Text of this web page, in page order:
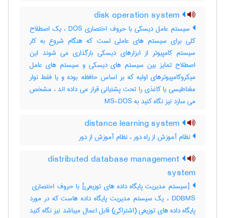
سیستم عامل دیسکی با حروف اختصاری DOS ، یک اصطلاح
کلی برای سیستم های عاملی لست که هنگام شروع به کار
سیستم کامپیوتر از ابزارهای دیسکی بارگذاری می شوند این
اصطلاح تمایز بین سیستم های دیسکی و سیستم های عامل
میکروکامپیوترهای اولیه که بر اساس حافظه بوده و یا فقط نوار
مغناطیسی یا کاغذی را تحت پشتیانی قرار می داده اند ، مشخص
می سازد نیز نگاه کنید به MS-DOS
نظام آموزش از راه دور ، نظام آموزش از دور
distributed database management
system
DDBMS ، یک سیستم مدیریت پایگاه داده هاست که در مورد
پایگاه داده های توزیعی (اشتراکی) قابل اعمال میباشد نیز نگاه کنید